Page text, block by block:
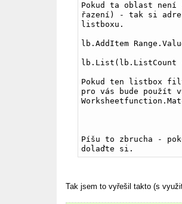
Pokud ta oblast není
řazení) - tak si
listboxu.
lb.AddItem
lb.List(lb.ListCount
Pokud ten listbox
pro vás bude použít
Píšu to zbrucha -
dolaďte si.
Tak jsem to vyřešil takto (s